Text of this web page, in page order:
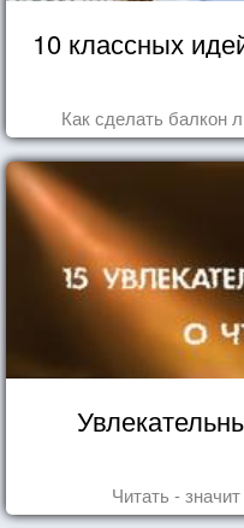
10 классных
Как сделать балкон
Читать -